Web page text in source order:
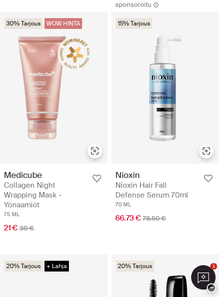
30% Tarjous WOW HINTA
Medicube
Collagen Night
Wrapping Mask -
Yönaamiot
75 ML
21 € 30 €
sponsoroitu
15% Tarjous
Nioxin
Nioxin Hair Fall
Defense Serum 70ml
70 ML
66.73 € 78.50 €
20% Tarjous + Lahja 20% Tarjous 1
−